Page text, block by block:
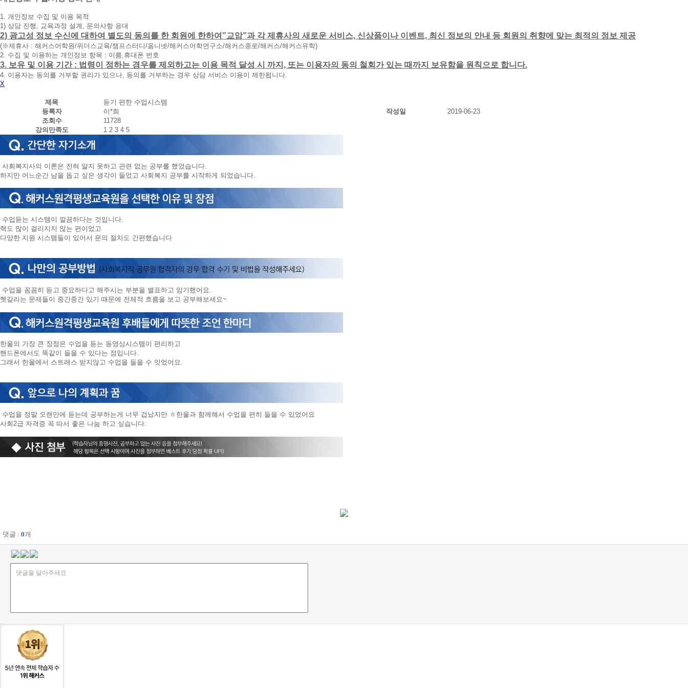
휴
대
폰
번
호
를
입
력
내
에
전
습
니
다.
1. 개인정보 수집 및 이용 목적
1) 상담 진행, 교육과정 설계, 문의사항 응대
2) 광고성 정보 수신에 대하여 별도의 동의를 한 회원에 한하여”교암”과 각 제휴사의 새로운 서비스, 신상품이나 이벤트, 최신 정보의 안내 등 회원의 취향에 맞는 최적의 정보 제공
(※제휴사 : 해커스어학원/위더스교육/챔프스터디/옴니넷/해커스어학연구소/해커스종로/해커스/해커스유학)
2. 수집 및 이용하는 개인정보 항목 : 이름,휴대폰 번호
3. 보유 및 이용 기간 : 법령이 정하는 경우를 제외하고는 이용 목적 달성 시 까지, 또는 이용자의 동의 철회가 있는 때까지 보유함을 원칙으로 합니다.
4. 이용자는 동의를 거부할 권리가 있으나, 동의를 거부하는 경우 상담 서비스 이용이 제한됩니다.
X
제목
듣기 편한 수업시스템
등록자
이*희 작성일
2019-06-23
조회수
11728
강의만족도
1 2 3 4 5
사회복지사의 이론은 전혀 알지 못하고 관련 없는 공부를 했었습니다.
하지만 어느순간 남을 돕고 싶은 생각이 들었고 사회복지 공부를 시작하게 되었습니다.
수업듣는 시스템이 깔끔하다는 것입니다.
랙도 많이 걸리지지 않는 편이었고
다양한 지원 시스템들이 있어서 문의 절차도 간편했습니다
수업을 꼼꼼히 듣고 중요하다고 해주시는 부분을 별표하고 암기했어요.
헷갈리는 문제들이 중간중간 있기 때문에 전체적 흐름을 보고 공부해보세요~
한울의 가장 큰 장점은 수업을 듣는 동영상시스템이 편리하고
핸드폰에서도 똑같이 들을 수 있다는 점입니다.
그래서 한울에서 스트레스 받지않고 수업을 들을 수 잇었어요.
수업을 정말 오랜만에 듣는데 공부하는게 너무 겁났지만 ㅎ한울과 함께해서 수업을 편히 들을 수 있었어요
사회2급 자격증 꼭 따서 좋은 나눔 하고 싶습니다.
댓글 : 0개